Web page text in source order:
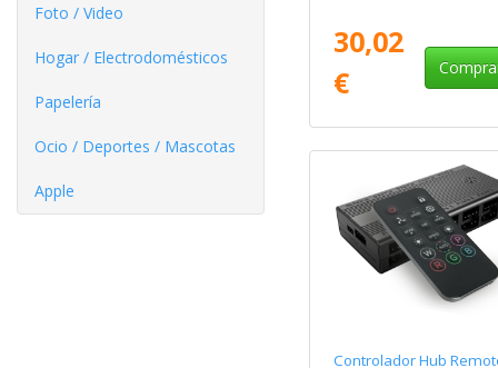
Foto / Video
Hogar / Electrodomésticos
Papelería
Ocio / Deportes / Mascotas
Apple
30,02
€
Controlador Hub